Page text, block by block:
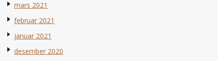
mars 2021
februar 2021
januar 2021
desember 2020